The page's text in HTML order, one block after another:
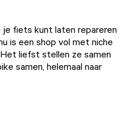
je fiets kunt laten repareren
is een shop vol met niche
liefst stellen ze samen
samen, helemaal naar